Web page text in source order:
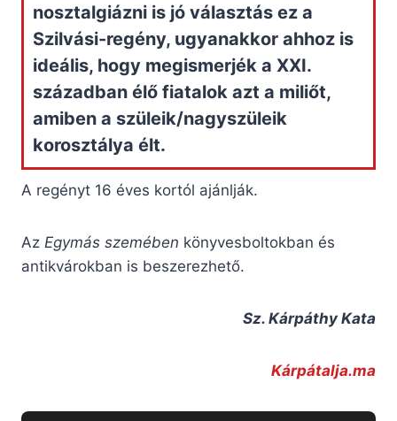
nosztalgiázni is jó választás ez a
Szilvási-regény, ugyanakkor ahhoz is
ideális, hogy megismerjék a XXI.
században élő fiatalok azt a miliőt,
amiben a szüleik/nagyszüleik
korosztálya élt.
A regényt 16 éves kortól ajánlják.
Az Egymás szemében könyvesboltokban és
antikvárokban is beszerezhető.
Sz. Kárpáthy Kata
Kárpátalja.ma